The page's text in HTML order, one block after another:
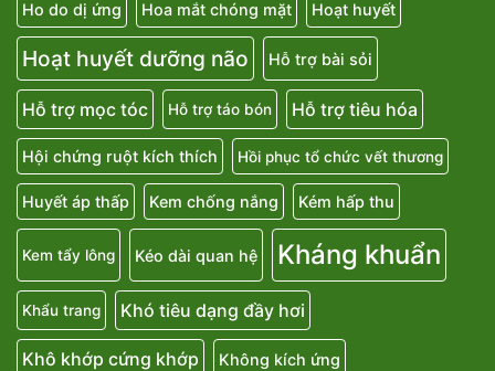
Ho do dị ứng Hoa mắt chóng mặt Hoạt huyết
Hoạt huyết dưỡng não Hỗ trợ bài sỏi
Hỗ trợ mọc tóc Hỗ trợ táo bón Hỗ trợ tiêu hóa
Hội chứng ruột kích thích Hồi phục tổ chức vết thương
Huyết áp thấp Kem chống nắng Kém hấp thu
Kem tẩy lông Kéo dài quan hệ Kháng khuẩn
Khẩu trang Khó tiêu dạng đầy hơi
Khô khớp cứng khớp Không kích ứng